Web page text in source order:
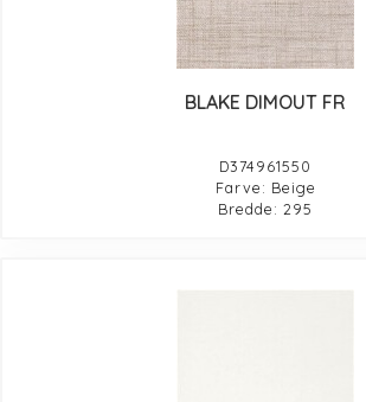
BLAKE DIMOUT FR
D374961550
Farve: Beige
Bredde: 295